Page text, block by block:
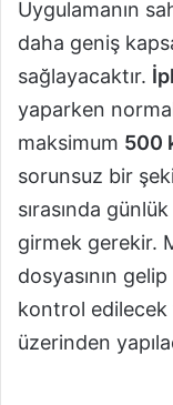
Uygulamanın
daha geniş
sağlayacaktır.
yaparken
maksimum 500
sorunsuz bir
sırasında
girmek gerekir.
dosyasının
kontrol edilecek
üzerinden